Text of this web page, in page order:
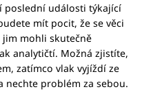
poslední události týkající
mít pocit, že se věci
mohli skutečně
analytičtí. Možná zjistíte,
zatímco vlak vyjíždí ze
nechte problém za sebou.